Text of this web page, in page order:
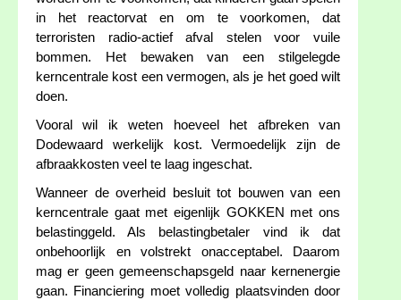
in het reactorvat en om te voorkomen, dat
terroristen radio-actief afval stelen voor vuile
bommen. Het bewaken van een stilgelegde
kerncentrale kost een vermogen, als je het goed wilt
doen.
Vooral wil ik weten hoeveel het afbreken van
Dodewaard werkelijk kost. Vermoedelijk zijn de
afbraakkosten veel te laag ingeschat.
Wanneer de overheid besluit tot bouwen van een
kerncentrale gaat met eigenlijk GOKKEN met ons
belastinggeld. Als belastingbetaler vind ik dat
onbehoorlijk en volstrekt onacceptabel. Daarom
mag er geen gemeenschapsgeld naar kernenergie
gaan. Financiering moet volledig plaatsvinden door